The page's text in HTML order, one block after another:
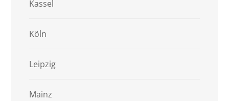
Kassel
Köln
Leipzig
Mainz